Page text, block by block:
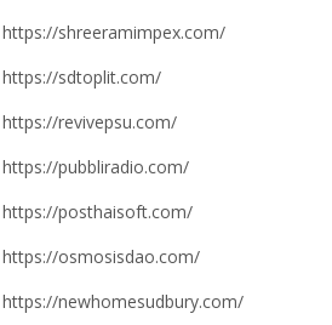
https://shreeramimpex.com/
https://sdtoplit.com/
https://revivepsu.com/
https://pubbliradio.com/
https://posthaisoft.com/
https://osmosisdao.com/
https://newhomesudbury.com/